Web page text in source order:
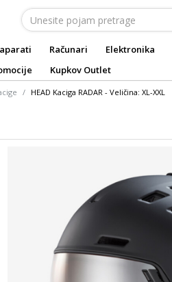
Računari Elektronika
Kupkov Outlet
HEAD Kaciga RADAR - Veličina: XL-XXL